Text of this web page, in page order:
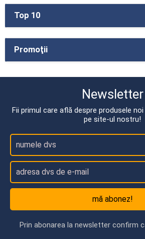
Top 10
Promoţii
Newsletter
Fii primul care află despre produsele
pe site-ul nostru!
mă abonez!
Prin abonarea la newsletter confirm